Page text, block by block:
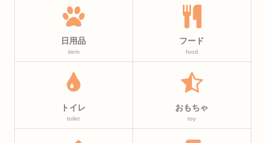
日用品
item
フード
food
トイレ
toilet
おもちゃ
toy